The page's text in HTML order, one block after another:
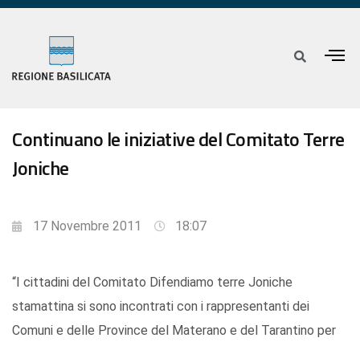
Continuano le iniziative del Comitato Terre
Joniche
17 Novembre 2011 18:07
“I cittadini del Comitato Difendiamo terre Joniche
stamattina si sono incontrati con i rappresentanti dei
Comuni e delle Province del Materano e del Tarantino per